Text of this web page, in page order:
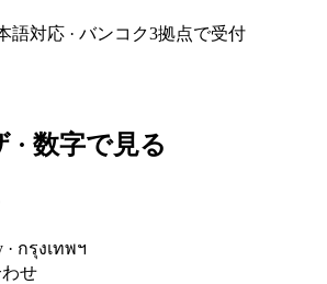
語対応 · バンコク3拠点で受付
· 数字で見る
· กรุงเทพฯ
せ